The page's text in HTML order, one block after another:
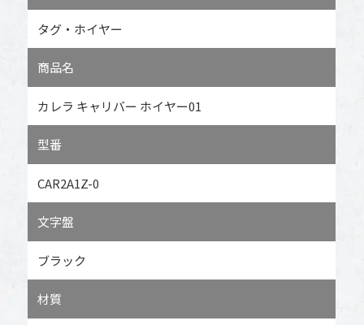
タグ・ホイヤー
商品名
カレラ キャリバー ホイヤー01
型番
CAR2A1Z-0
文字盤
ブラック
材質